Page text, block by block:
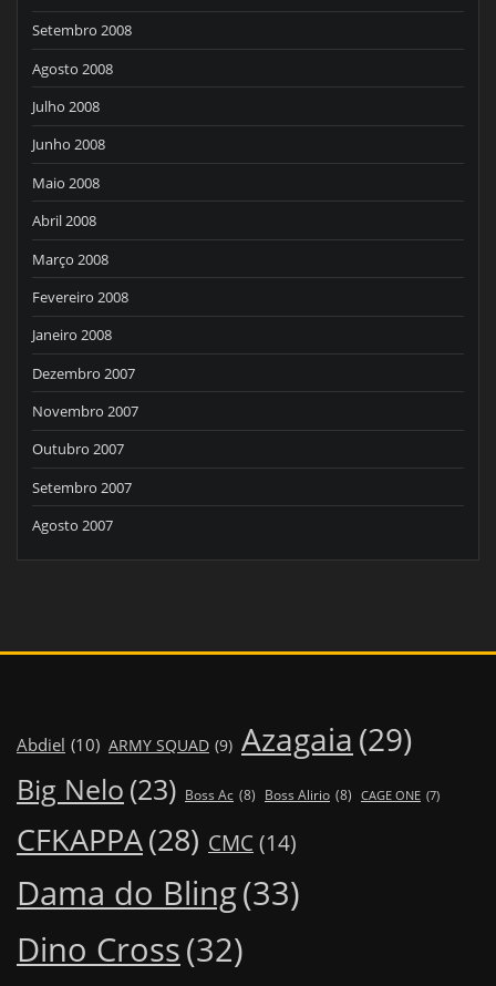
Setembro 2008
Agosto 2008
Julho 2008
Junho 2008
Maio 2008
Abril 2008
Março 2008
Fevereiro 2008
Janeiro 2008
Dezembro 2007
Novembro 2007
Outubro 2007
Setembro 2007
Agosto 2007
Abdiel (10) ARMY SQUAD (9) Azagaia (29)
Big Nelo (23) Boss Ac (8) Boss Alirio (8) CAGE ONE (7)
CFKAPPA(28) CMC (14)
Dama do Bling(33)
Dino Cross(32)